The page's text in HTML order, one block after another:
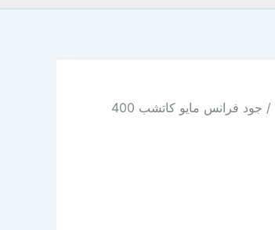
/ جود فرانس مايو كاتشب 400